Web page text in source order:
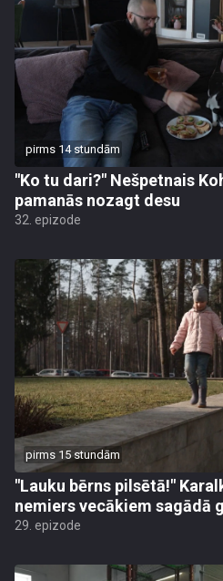
pirms 14 stundām
"Ko tu dari?" Nešpetnais
pamanās nozagt desu
32. epizode
pirms 15 stundām
"Lauku bērns pilsētā!"
nemiers vecākiem sagādā
29. epizode